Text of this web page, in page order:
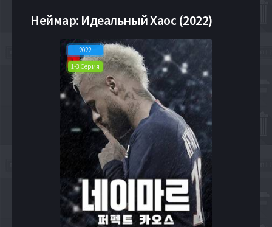
Неймар: Идеальный Хаос (2022)
2022
1-3 Серия